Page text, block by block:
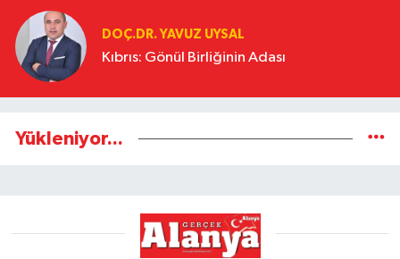
DOÇ.DR. YAVUZ UYSAL
Kıbrıs: Gönül Birliğinin Adası
Yükleniyor...